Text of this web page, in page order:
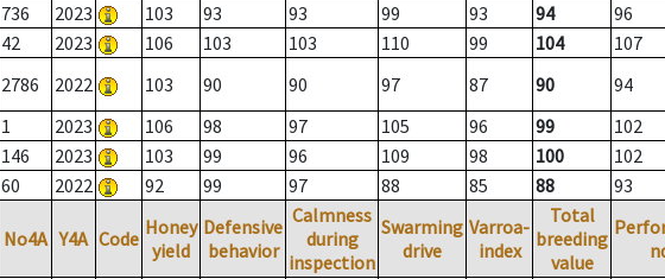
736 2023 103 93 93 99 93 94
96
42 2023 106 103 103 110 99 104
107
2786 2022 103 90 90 97 87 90
94
1 2023 106 98 97 105 96 99
102
146 2023 103 99 96 109 98 100
102
60 2022 92 99 97 88 85 88 93
No4A Y4A Code Honey
yield
Defensive
behavior
Calmness
during
inspection
Swarming
drive
Varroa-
index
Total
breeding
value